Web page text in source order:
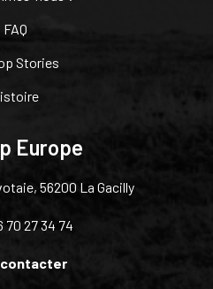
FAQ
Stories
Europe
56200 La Gacilly
70 27 34 74
contacter